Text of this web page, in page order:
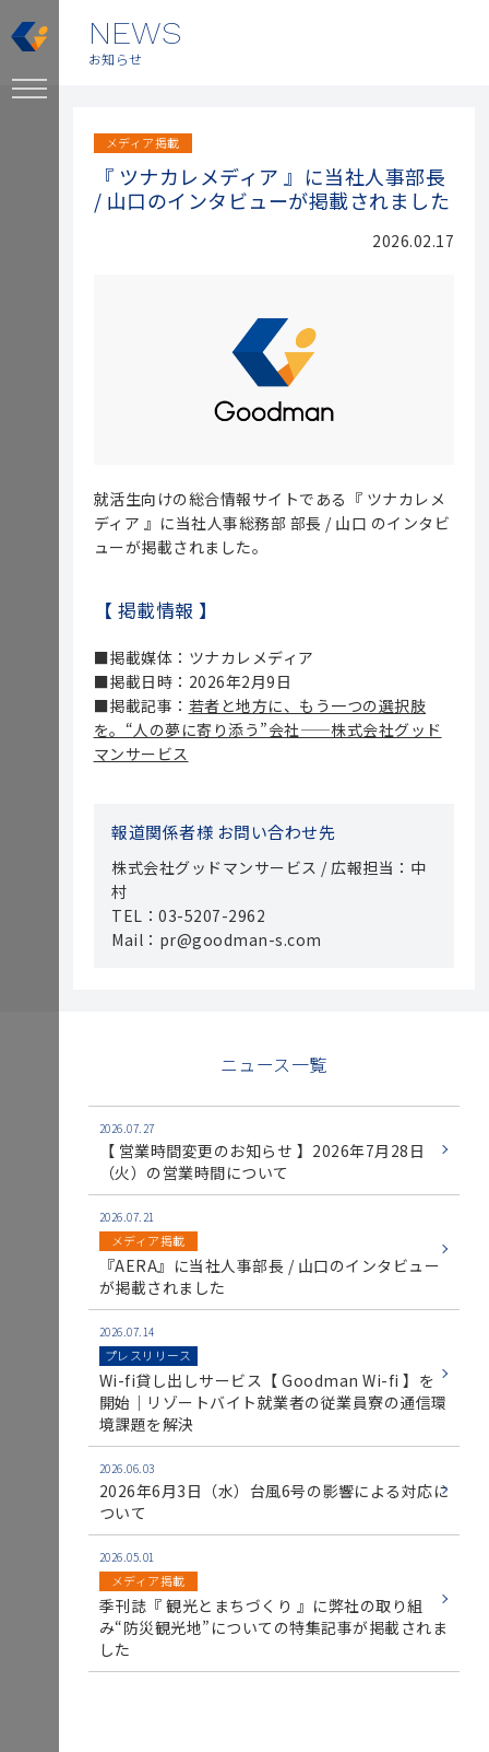
NEWS
お知らせ
メディア掲載
『 ツナカレメディア 』に当社人事部長
/ 山口のインタビューが掲載されました
2026.02.17
就活生向けの総合情報サイトである『 ツナカレメ
ディア 』に当社人事総務部 部長 / 山口 のインタビ
ューが掲載されました。
【 掲載情報 】
■掲載媒体：ツナカレメディア
■掲載日時：2026年2月9日
■掲載記事： 若者と地方に、もう一つの選択肢
を。“人の夢に寄り添う”会社——株式会社グッド
マンサービス
報道関係者様 お問い合わせ先
株式会社グッドマンサービス / 広報担当：中
村
TEL：03-5207-2962
Mail：pr@goodman-s.com
ニュース一覧
2026.07.27
【 営業時間変更のお知らせ 】2026年7月28日
（火）の営業時間について
2026.07.21
メディア掲載
『AERA』に当社人事部長 / 山口のインタビュー
が掲載されました
2026.07.14
プレスリリース
Wi-fi貸し出しサービス【 Goodman Wi-fi 】を
開始｜リゾートバイト就業者の従業員寮の通信環
境課題を解決
2026.06.03
2026年6月3日（水）台風6号の影響による対応に
ついて
2026.05.01
メディア掲載
季刊誌『 観光とまちづくり 』に弊社の取り組
み“防災観光地”についての特集記事が掲載されま
した